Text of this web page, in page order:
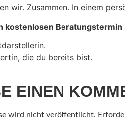
wir. Zusammen. In einem
kostenlosen Beratungstermin
die du bereits bist.
EINEN
wird nicht veröffentlicht.